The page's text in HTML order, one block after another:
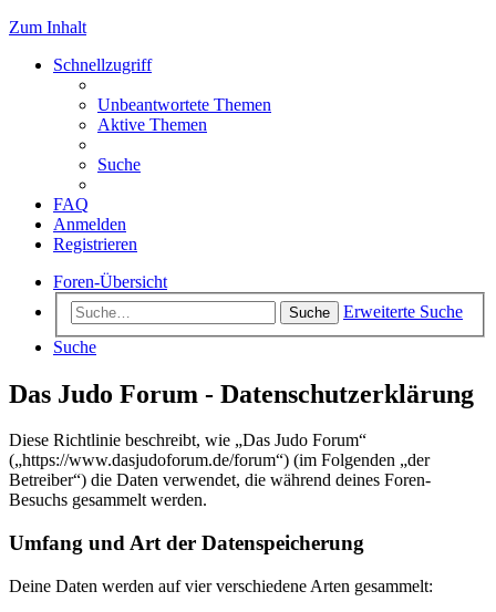
Zum Inhalt
Schnellzugriff
Unbeantwortete Themen
Aktive Themen
Suche
FAQ
Anmelden
Registrieren
Foren-Übersicht
Suche
Erweiterte Suche
Suche
Das Judo Forum - Datenschutzerklärung
Diese Richtlinie beschreibt, wie „Das Judo Forum“
(„https://www.dasjudoforum.de/forum“) (im Folgenden „der
Betreiber“) die Daten verwendet, die während deines Foren-
Besuchs gesammelt werden.
Umfang und Art der Datenspeicherung
Deine Daten werden auf vier verschiedene Arten gesammelt: